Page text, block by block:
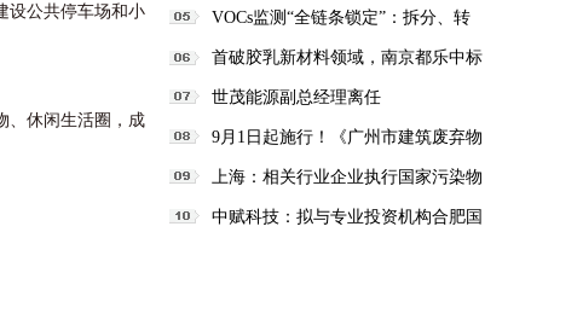
设公共停车场和小
、休闲生活圈，成
司年产10000t医药复合包装材料VOCs
吸附回收项目
VOCs监测“全链条锁定”：拆分、转
包、分包一律禁止
首破胶乳新材料领域，南京都乐中标
河南大树实业丁腈胶乳油气回收项目
世茂能源副总经理离任
9月1日起施行！《广州市建筑废弃物
处置核准管理办法》发布
上海：相关行业企业执行国家污染物
排放标准一类水污染物特别排放限值
中赋科技：拟与专业投资机构合肥国